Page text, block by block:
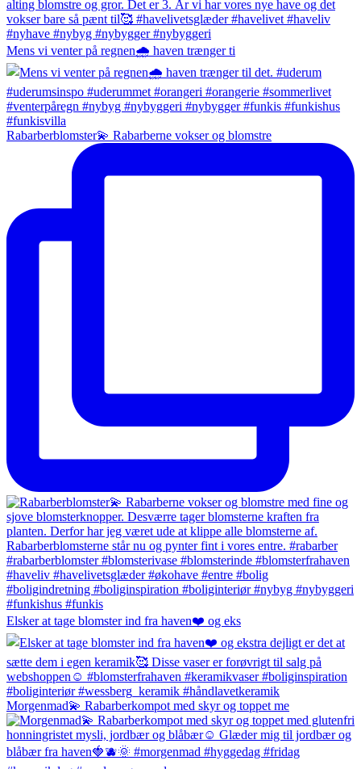
Mens vi venter på regnen🌧️ haven trænger ti
Rabarberblomster💫 Rabarberne vokser og blomstre
Elsker at tage blomster ind fra haven❤️ og eks
Morgenmad💫 Rabarberkompot med skyr og toppet me